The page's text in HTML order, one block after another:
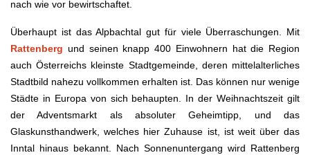
nach wie vor bewirtschaftet.
Überhaupt ist das Alpbachtal gut für viele Überraschungen. Mit
Rattenberg und seinen knapp 400 Einwohnern hat die Region
auch Österreichs kleinste Stadtgemeinde, deren mittelalterliches
Stadtbild nahezu vollkommen erhalten ist. Das können nur wenige
Städte in Europa von sich behaupten. In der Weihnachtszeit gilt
der Adventsmarkt als absoluter Geheimtipp, und das
Glaskunsthandwerk, welches hier Zuhause ist, ist weit über das
Inntal hinaus bekannt. Nach Sonnenuntergang wird Rattenberg